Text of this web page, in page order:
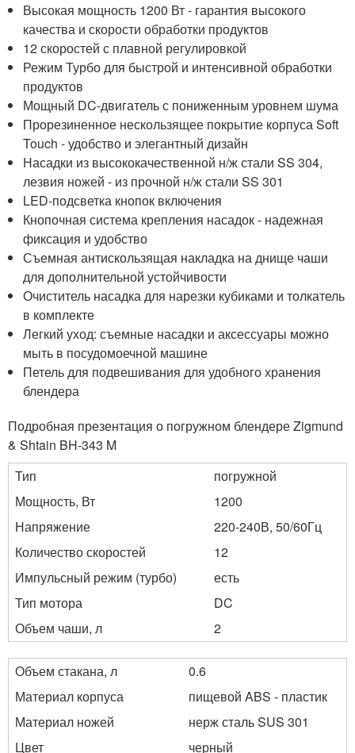
Высокая мощность 1200 Вт - гарантия высокого
качества и скорости обработки продуктов
12 скоростей с плавной регулировкой
Режим Турбо для быстрой и интенсивной обработки
продуктов
Мощный DC-двигатель с пониженным уровнем шума
Прорезиненное нескользящее покрытие корпуса Soft
Touch - удобство и элегантный дизайн
Насадки из высококачественной н/ж стали SS 304,
лезвия ножей - из прочной н/ж стали SS 301
LED-подсветка кнопок включения
Кнопочная система крепления насадок - надежная
фиксация и удобство
Съемная антискользящая накладка на днище чаши
для дополнительной устойчивости
Очиститель насадка для нарезки кубиками и толкатель
в комплекте
Легкий уход: съемные насадки и аксессуары можно
мыть в посудомоечной машине
Петель для подвешивания для удобного хранения
блендера
Подробная презентация о погружном блендере Zigmund
& Shtain BH-343 M
Тип
погружной
Мощность, Вт
1200
Напряжение
220-240В, 50/60Гц
Количество скоростей
12
Импульсный режим (турбо)
есть
Тип мотора
DC
Объем чаши, л
2
Объем стакана, л
0.6
Материал корпуса
пищевой ABS - пластик
Материал ножей
нерж сталь SUS 301
Цвет
черный